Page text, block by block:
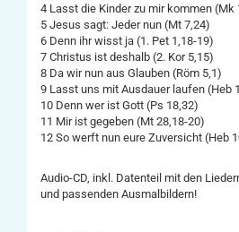
4 Lasst die Kinder zu mir kommen (Mk
5 Jesus sagt: Jeder nun (Mt 7,24)
6 Denn ihr wisst ja (1. Pet 1,18-19)
7 Christus ist deshalb (2. Kor 5,15)
8 Da wir nun aus Glauben (Röm 5,1)
9 Lasst uns mit Ausdauer laufen (Heb
10 Denn wer ist Gott (Ps 18,32)
11 Mir ist gegeben (Mt 28,18-20)
12 So werft nun eure Zuversicht (Heb
Audio-CD, inkl. Datenteil mit den
und passenden Ausmalbildern!